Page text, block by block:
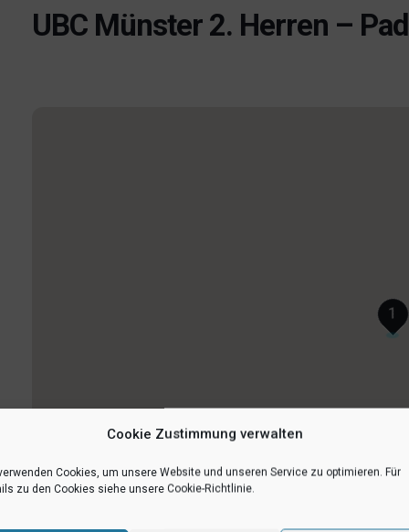
Cookie Zustimmung verwalten
Cookies, um unsere Website und unseren Service zu optimieren. Für
zu den Cookies siehe unsere Cookie-Richtlinie.
UBC Münster 2. Herren –
1